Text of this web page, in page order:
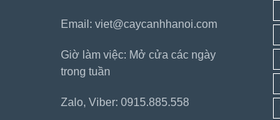
Email: viet@caycanhhanoi.com
Giờ làm việc: Mở cửa các ngày
trong tuần
Zalo, Viber: 0915.885.558